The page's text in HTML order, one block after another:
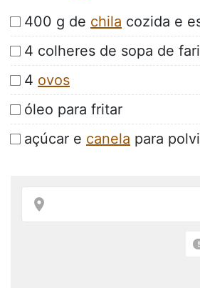
400 g de chila cozida e
4 colheres de sopa de
4 ovos
óleo para fritar
açúcar e canela para